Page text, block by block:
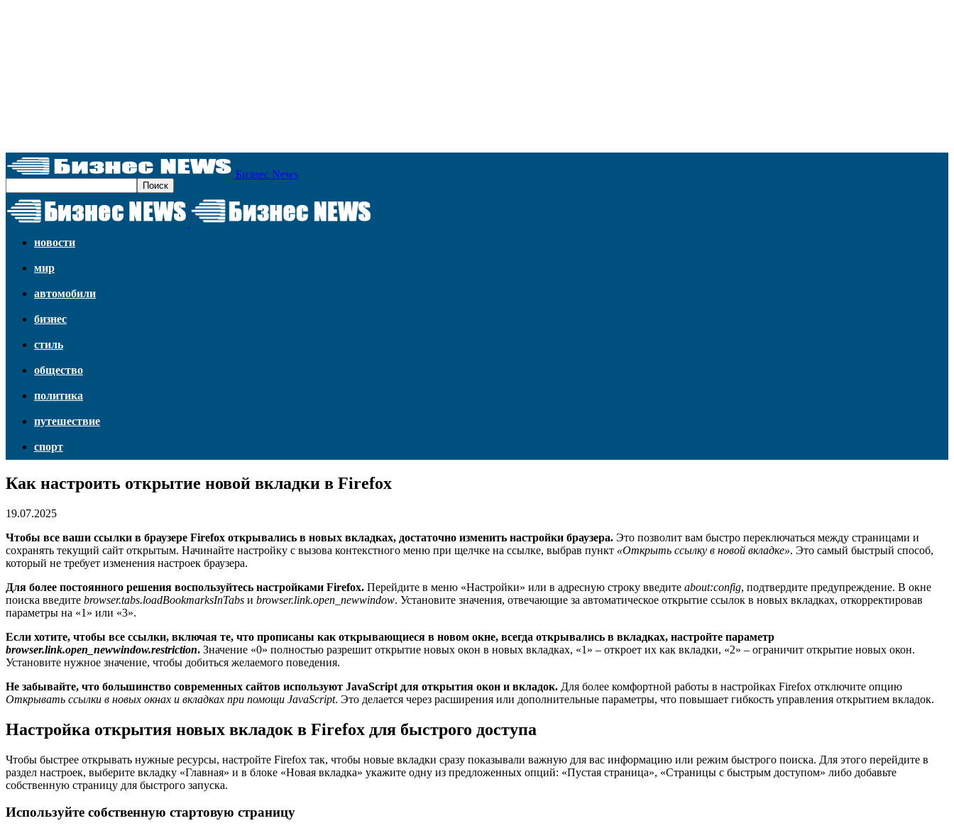
Бизнес News
новости
мир
автомобили
бизнес
стиль
общество
политика
путешествие
спорт
Как настроить открытие новой вкладки в Firefox
19.07.2025
Чтобы все ваши ссылки в браузере Firefox открывались в новых вкладках, достаточно изменить настройки браузера. Это позволит вам быстро переключаться между страницами и
сохранять текущий сайт открытым. Начинайте настройку с вызова контекстного меню при щелчке на ссылке, выбрав пункт «Открыть ссылку в новой вкладке». Это самый быстрый способ,
который не требует изменения настроек браузера.
Для более постоянного решения воспользуйтесь настройками Firefox. Перейдите в меню «Настройки» или в адресную строку введите about:config, подтвердите предупреждение. В окне
поиска введите browser.tabs.loadBookmarksInTabs и browser.link.open_newwindow. Установите значения, отвечающие за автоматическое открытие ссылок в новых вкладках, откорректировав
параметры на «1» или «3».
Если хотите, чтобы все ссылки, включая те, что прописаны как открывающиеся в новом окне, всегда открывались в вкладках, настройте параметр
browser.link.open_newwindow.restriction. Значение «0» полностью разрешит открытие новых окон в новых вкладках, «1» – откроет их как вкладки, «2» – ограничит открытие новых окон.
Установите нужное значение, чтобы добиться желаемого поведения.
Не забывайте, что большинство современных сайтов используют JavaScript для открытия окон и вкладок. Для более комфортной работы в настройках Firefox отключите опцию
Открывать ссылки в новых окнах и вкладках при помощи JavaScript. Это делается через расширения или дополнительные параметры, что повышает гибкость управления открытием вкладок.
Настройка открытия новых вкладок в Firefox для быстрого доступа
Чтобы быстрее открывать нужные ресурсы, настройте Firefox так, чтобы новые вкладки сразу показывали важную для вас информацию или режим быстрого поиска. Для этого перейдите в
раздел настроек, выберите вкладку «Главная» и в блоке «Новая вкладка» укажите одну из предложенных опций: «Пустая страница», «Страницы с быстрым доступом» либо добавьте
собственную страницу для быстрого запуска.
Используйте собственную стартовую страницу